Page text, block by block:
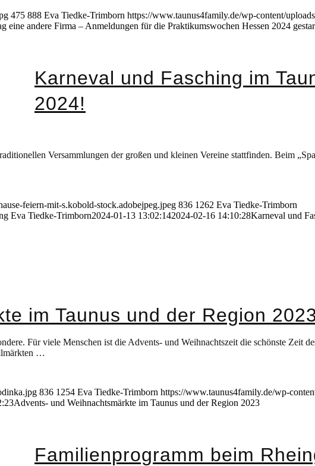
475 888 Eva Tiedke-Trimborn https://www.taunus4family.de/wp-content/
eine andere Firma – Anmeldungen für die Praktikumswochen Hessen 2024
Karneval und Fasching im
2024!
Versammlungen der großen und kleinen Vereine stattfinden. Beim
feiern-mit-s.kobold-stock.adobejpeg.jpeg 836 1262 Eva Tiedke-Trimborn
Eva Tiedke-Trimborn2024-01-13 13:02:142024-02-16 14:10:28Karneval und
im Taunus und der Region
Für viele Menschen ist die Advents- und Weihnachtszeit die schönste Zeit
…
836 1254 Eva Tiedke-Trimborn https://www.taunus4family.de/wp-
Advents- und Weihnachtsmärkte im Taunus und der Region 2023
Familienprogramm beim